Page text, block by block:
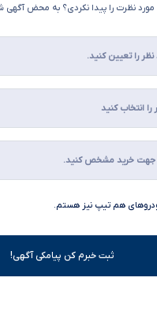
نظرت را پیدا نکردی؟ به محض آگهی
هم تیپ نیز هستم.
ثبت خبرم کن پیامکی آگهی!